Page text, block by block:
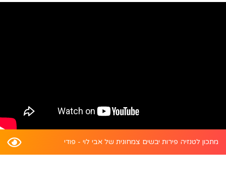
מתכון לטנזיה פירות יבשים צמחונית של אבי לוי - פודי